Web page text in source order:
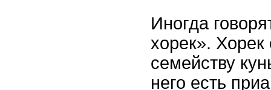
Иногда
хорек». Хорек
семейству
него есть